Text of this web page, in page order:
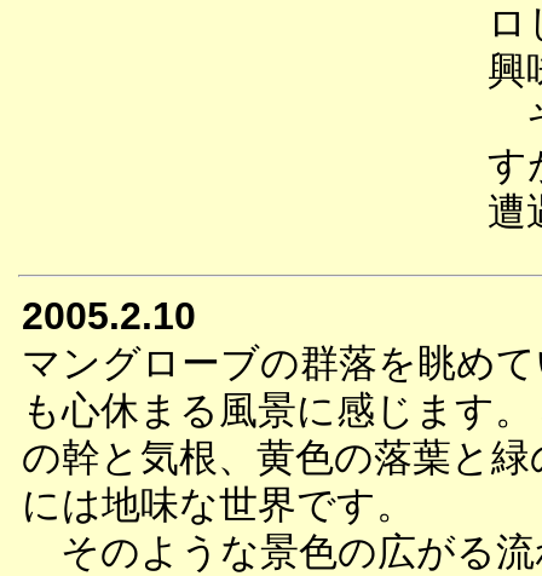
興
す
遭
2005.2.10
マングローブの群落を眺め
も心休まる風景に感じます
の幹と気根、黄色の落葉と
には地味な世界です。
そのような景色の広がる流